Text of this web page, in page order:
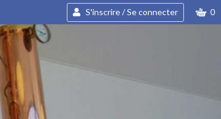
S'inscrire / Se connecter 0